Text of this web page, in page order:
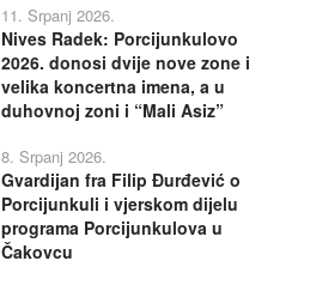
11. Srpanj 2026.
Nives Radek: Porcijunkulovo
2026. donosi dvije nove zone i
velika koncertna imena, a u
duhovnoj zoni i “Mali Asiz”
8. Srpanj 2026.
Gvardijan fra Filip Đurđević o
Porcijunkuli i vjerskom dijelu
programa Porcijunkulova u
Čakovcu